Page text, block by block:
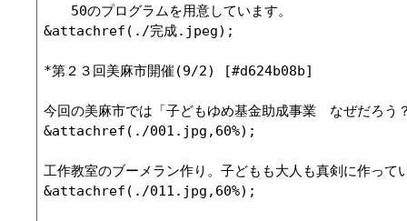
50のプログラムを用意しています。
&attachref(./完成.jpeg);
*第２３回美麻市開催(9/2) [#d624b08b]
今回の美麻市では「子どもゆめ基金助成事業　なぜだろう
&attachref(./001.jpg,60%);
工作教室のブーメラン作り。子どもも大人も真剣に作って
&attachref(./011.jpg,60%);